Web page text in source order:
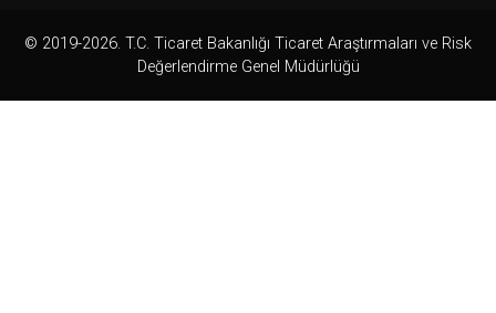
© 2019-2026. T.C. Ticaret Bakanlığı Ticaret Araştırmaları ve Risk
Değerlendirme Genel Müdürlüğü